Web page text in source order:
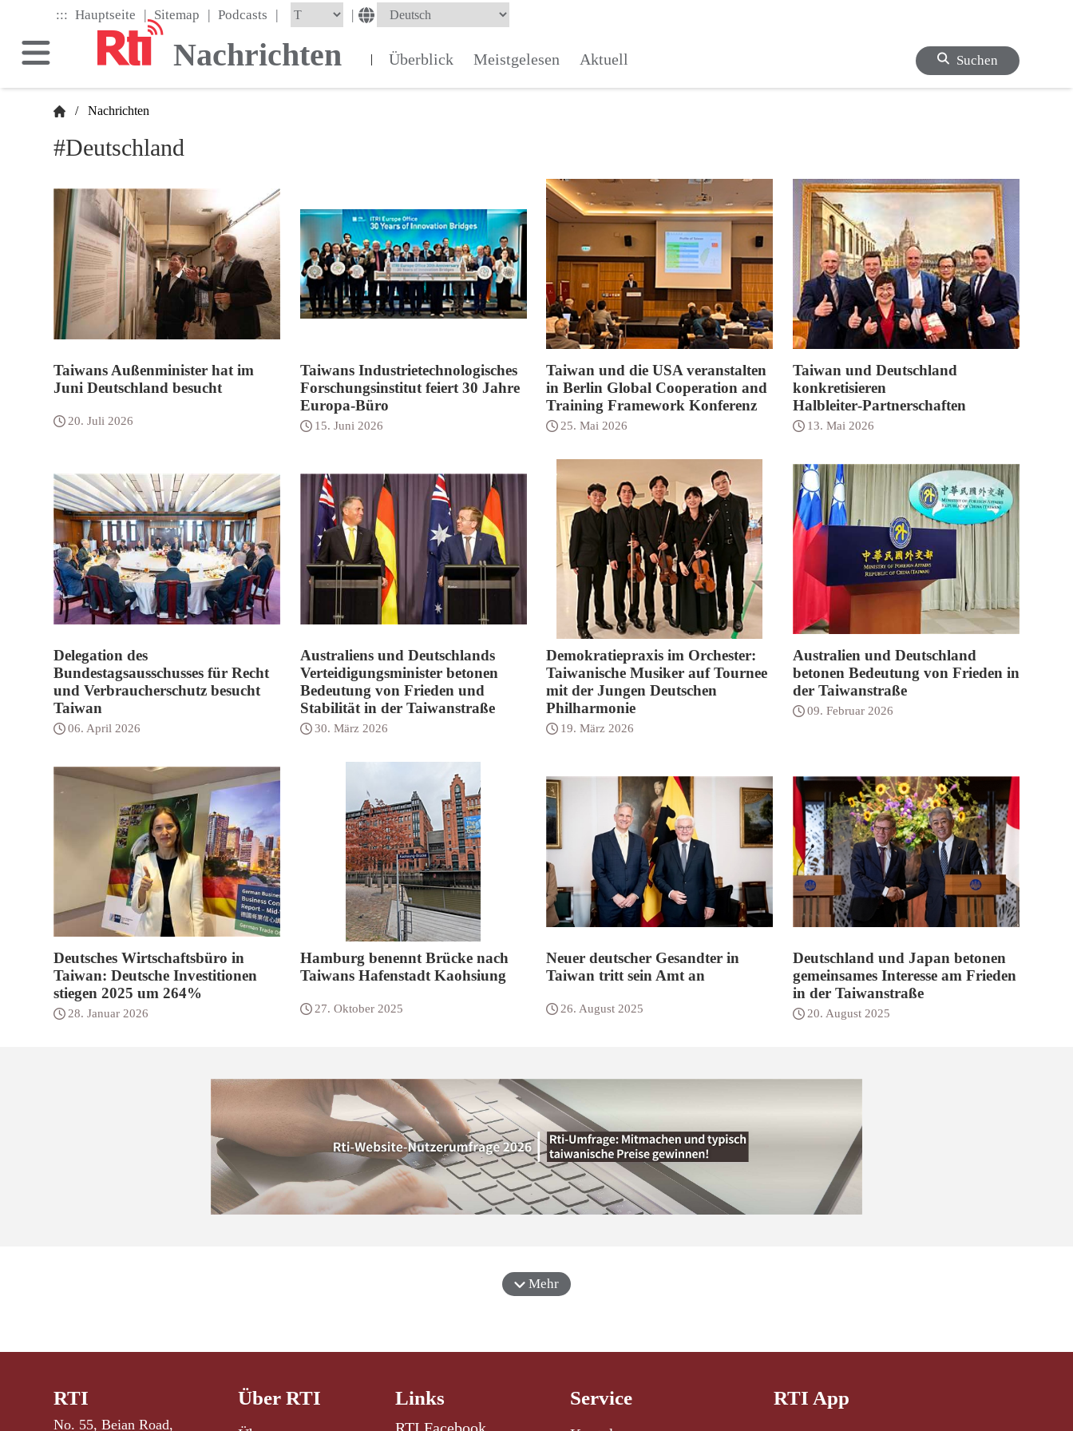
main
content
::: Hauptseite | Sitemap | Podcasts | |
Nachrichten | Überblick Meistgelesen Aktuell Suchen
/ Nachrichten
#Deutschland
Taiwans Außenminister hat im
Juni Deutschland besucht
20. Juli 2026
Taiwans Industrietechnologisches
Forschungsinstitut feiert 30 Jahre
Europa-Büro
15. Juni 2026
Taiwan und die USA veranstalten
in Berlin Global Cooperation and
Training Framework Konferenz
25. Mai 2026
Taiwan und Deutschland
konkretisieren
Halbleiter‑Partnerschaften
13. Mai 2026
Delegation des
Bundestagsausschusses für Recht
und Verbraucherschutz besucht
Taiwan
06. April 2026
Australiens und Deutschlands
Verteidigungsminister betonen
Bedeutung von Frieden und
Stabilität in der Taiwanstraße
30. März 2026
Demokratiepraxis im Orchester:
Taiwanische Musiker auf Tournee
mit der Jungen Deutschen
Philharmonie
19. März 2026
Australien und Deutschland
betonen Bedeutung von Frieden in
der Taiwanstraße
09. Februar 2026
Deutsches Wirtschaftsbüro in
Taiwan: Deutsche Investitionen
stiegen 2025 um 264%
28. Januar 2026
Hamburg benennt Brücke nach
Taiwans Hafenstadt Kaohsiung
27. Oktober 2025
Neuer deutscher Gesandter in
Taiwan tritt sein Amt an
26. August 2025
Deutschland und Japan betonen
gemeinsames Interesse am Frieden
in der Taiwanstraße
20. August 2025
Mehr
RTI
No. 55, Beian Road,
Über RTI Links Service RTI App